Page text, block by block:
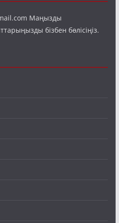
Маңызды
бізбен бөлісіңіз.